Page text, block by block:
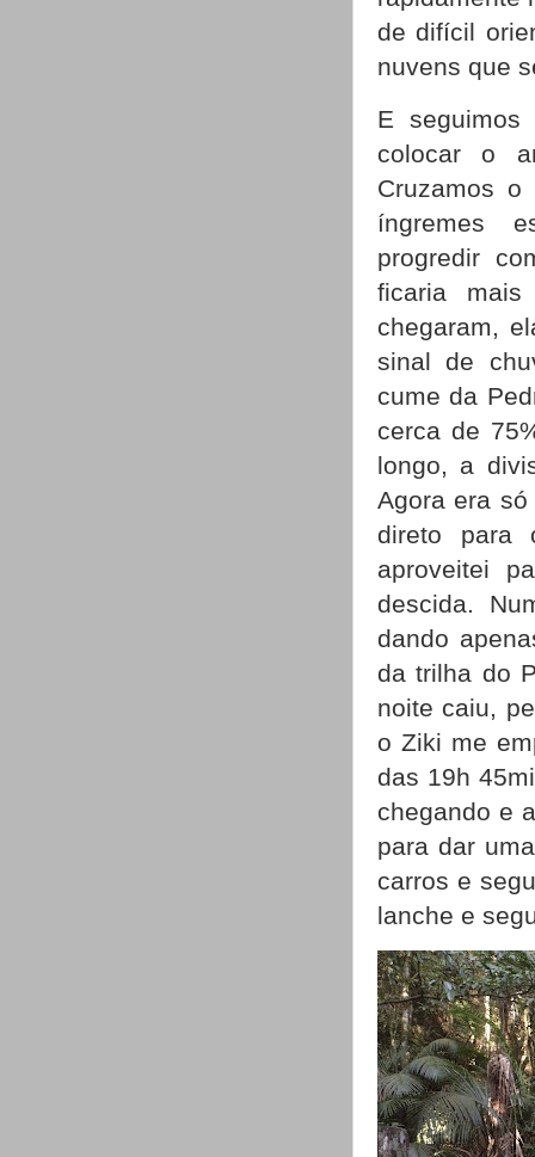
de difícil
nuvens que
E
colocar o
Cruzamos
íngremes
progredir
ficaria
chegaram,
sinal de
cume da
cerca de
longo, a
Agora era
direto para
aproveitei
descida.
dando
da trilha do
noite caiu,
o Ziki me
das 19h
chegando e
para dar
carros e
lanche e